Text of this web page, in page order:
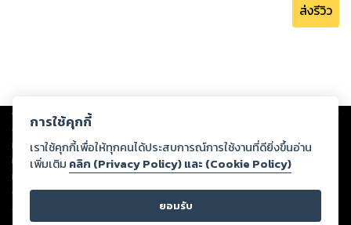
ส่งรีวิว
Copyright © 2026
ต่อผลงานหรือเนื้อหาใดที่อัปโหลดผ่านเว็บไซต์และปรากฏว่าละเมิดสิทธิใน
ทรัพย์สินทางปัญญาของบุคคลอื่นหรือขัดต่อกฎหมายและศีลธรรม ดังนั้น ผู้อ่าน
ทุกท่านโปรดใช้วิจารณญาณในการกลั่นกรองด้วยตนเอง และหากท่านพบว่าส่วน
หนึ่งส่วนใดขัดต่อกฎหมายและศีลธรรม กรุณาแจ้งมายังบริษัท เพื่อทีมงานจะได้
ดำเนินการในทันที ทั้งนี้ ทางสตอรี่ล็อกขอสงวนลิขสิทธิ์ตามพระราชบัญญัติ
ลิขสิทธิ์ พ.ศ. 2537 (ฉบับล่าสุด)
การใช้คุกกี้
เราใช้คุกกี้เพื่อให้ทุกคนได้ประสบการณ์การใช้งานที่ดียิ่งขึ้นอ่าน
เพิ่มเติม คลิก (Privacy Policy) และ (Cookie Policy)
ยอมรับ